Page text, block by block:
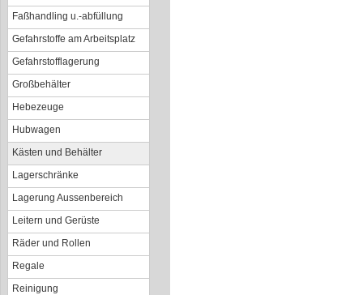
Faßhandling u.-abfüllung
Gefahrstoffe am Arbeitsplatz
Gefahrstofflagerung
Großbehälter
Hebezeuge
Hubwagen
Kästen und Behälter
Lagerschränke
Lagerung Aussenbereich
Leitern und Gerüste
Räder und Rollen
Regale
Reinigung